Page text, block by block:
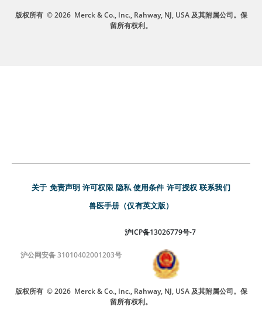
版权所有 © 2026 Merck & Co., Inc., Rahway, NJ, USA 及其附属公司。保
留所有权利。
关于 免责声明 许可权限 隐私 使用条件 许可授权 联系我们
兽医手册（仅有英文版）
沪ICP备13026779号-7
沪公网安备 31010402001203号
版权所有 © 2026 Merck & Co., Inc., Rahway, NJ, USA 及其附属公司。保
留所有权利。